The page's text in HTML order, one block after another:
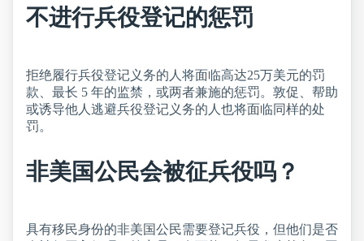
不进行兵役登记的惩罚
拒绝履行兵役登记义务的人将面临高达25万美元的罚
款、最长 5 年的监禁，或两者兼施的惩罚。敦促、帮助
或诱导他人逃避兵役登记义务的人也将面临同样的处
罚。
非美国公民会被征兵役吗？
具有移民身份的非美国公民需要登记兵役，但他们是否